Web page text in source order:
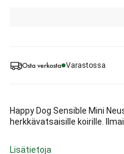
Osta verkosta Varastossa
Happy Dog Sensible Mini
herkkävatsaisille koirille.
Lisätietoja